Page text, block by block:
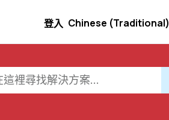
登入 Chinese (Traditional)